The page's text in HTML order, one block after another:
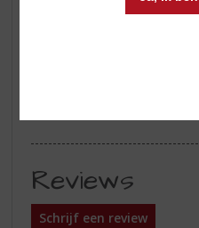
Reviews
Schrijf een review